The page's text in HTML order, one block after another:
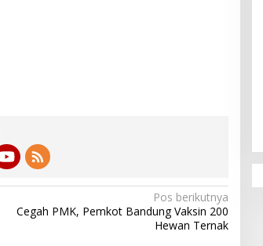
Pos berikutnya
Cegah PMK, Pemkot Bandung Vaksin 200
Hewan Ternak